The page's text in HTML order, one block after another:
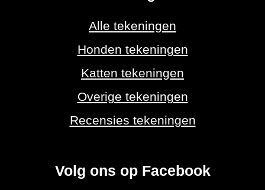
Alle tekeningen
Honden tekeningen
Katten tekeningen
Overige tekeningen
Recensies tekeningen
Volg ons op Facebook